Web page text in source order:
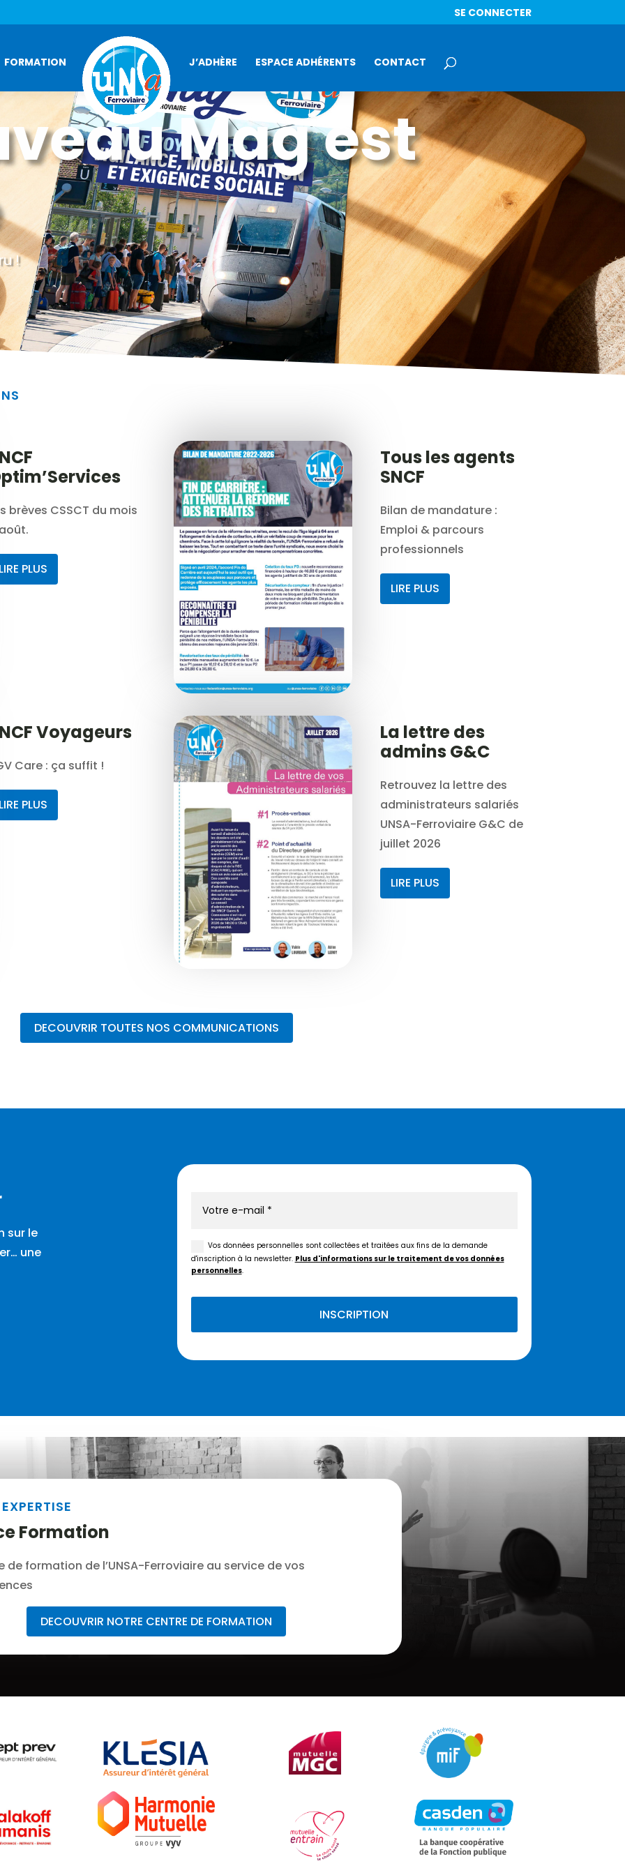
SE CONNECTER
FORMATION J’ADHÈRE ESPACE ADHÉRENTS CONTACT
Mag est
!
brèves CSSCT du mois
PLUS
Tous les agents
SNCF
Bilan de mandature :
Emploi & parcours
professionnels
LIRE PLUS
Voyageurs
Care : ça suffit !
PLUS
La lettre des
admins G&C
Retrouvez la lettre des
administrateurs salariés
UNSA-Ferroviaire G&C de
juillet 2026
LIRE PLUS
DECOUVRIR TOUTES NOS COMMUNICATIONS
sur le
une
Vos données personnelles sont collectées et traitées aux fins de la demande
d'inscription à la newsletter. Plus d'informations sur le traitement de vos données
personnelles.
INSCRIPTION
Formation
de formation de l’UNSA-Ferroviaire au service de vos
DECOUVRIR NOTRE CENTRE DE FORMATION